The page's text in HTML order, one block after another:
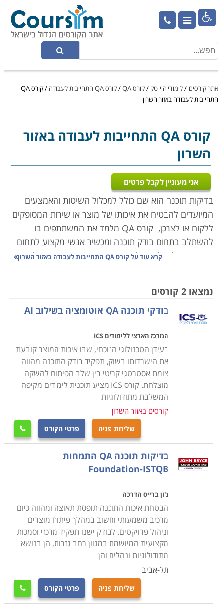

אתר קורסים /לימודי היי-טק /קורס QA /קורס QA התחייבות לעבודה /
קורס QA
התחייבות לעבודה באזור השרון
קורס QA
התחייבות לעבודה באזור
השרון
אני מעוניין לקבל פרטים
בדיקות תוכנה הוא שם כולל למכלול השיטות והאמצעים
המיועדים להבטיח את איכותו של מוצר או שירות המסופקים
ללקוח או לצרכן, קורס QA מלמד את המשתתפים בו
להשתלב בתחום בודק תוכנה ומכשיר אנשי מקצוע לתחום
זה אשר יכולים להשתלב בענפי התעשייה השונים. למעשה
ממנו ולא ייפגע בתוכנה, במשחק, באפליקציה או בעסק.
לימודי QA כוללים קורסים בסיסיים המיועדים לאנשים שזו
להם דריסת רגל ראשונה בתחום האיכות וההייטק, וכן
קורסים מתקדמים לאנשי איכות המבקשים לשכלל את
ידיעותיהם ולהתקדם בתחום. קורס בודק תוכנה כולל נושאים
מתחומי הנדסת תוכנה, בדיקות, נהלים ואיכות, מושגים
בתכנות ועוד. ניתן למצוא קורסי QA במוקדים שונים ברחבי
הארץ, למעשה אין מוסד לימודים אשר עוסק בתחום ההיי-טק
בו לא יהיה ניתן למצוא קורס חיוני ובסיסי זה. ניתן ללמוד
הכשרה זו בין בכל הערים הגדולות בארץ, ואף במספר
מכללות הנמצאות בפריפריה.
תחום בדיקות התוכנה הוא אולי התחום בו קיים את הביקוש
הגבוה ביותר לעובדים בענף ההיי-טק, והעוסקים בו זוכים
אשר מבקשים לבצע הסבת מקצוע מתחומים שאינם
קשורים להיי-טק.
קרא עוד עלקורס QA התחייבות לעבודה באזור השרון
נמצאו 2 קורסים
בודקי תוכנה QA אוטומציה בשילוב AI
המרכז הארצי ללימודים ICS
בעידן הטכנולוגי הנוכחי, שבו איכות המוצר קובעת
את הישרדותו בשוק, תפקיד בודק התוכנה מהווה
צומת אסטרטגי קריטי בין שלב הפיתוח להשקה
מוצלחת. קורס ICS מציע תוכנית לימודים מקיפה
המשלבת מתודולוגיות
קורסים באזור השרון
שליחת פניה פרטי הקורס 
בדיקות תוכנה QA התמחות
Foundation-ISTQB
ג'ון ברייס הדרכה
הבטחת איכות התוכנה תופסת תאוצה ומהווה כיום
מרכיב משמעותי וחשוב במהלך פיתוח מוצרים
וניהול פרויקטים. לבודק ישנו תפקיד מרכזי וסמכות
מקצועית המיושמת במגוון רחב גזרות, הן בנושא
מתודולוגיות ונהלים והן
תל-אביב
שליחת פניה פרטי הקורס 